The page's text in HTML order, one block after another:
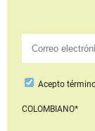
Acepto
COLOMBIANO*